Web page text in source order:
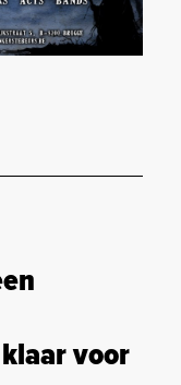
klaar voor